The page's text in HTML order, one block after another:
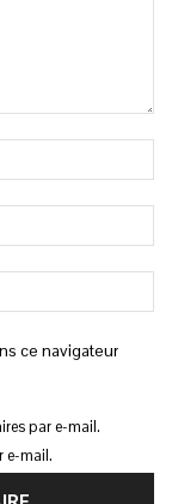
ce navigateur
par e-mail.
e-mail.